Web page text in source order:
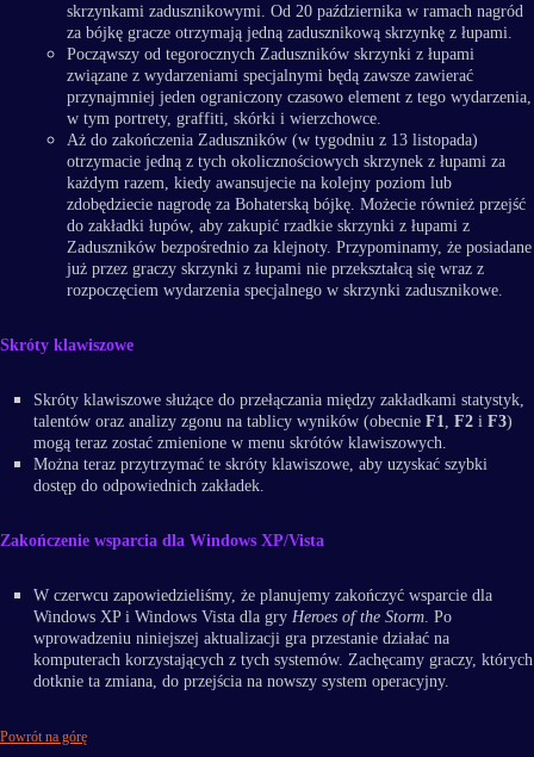
skrzynkami zadusznikowymi. Od 20 października w ramach nagród
za bójkę gracze otrzymają jedną zadusznikową skrzynkę z łupami.
Począwszy od tegorocznych Zaduszników skrzynki z łupami
związane z wydarzeniami specjalnymi będą zawsze zawierać
przynajmniej jeden ograniczony czasowo element z tego wydarzenia,
w tym portrety, graffiti, skórki i wierzchowce.
Aż do zakończenia Zaduszników (w tygodniu z 13 listopada)
otrzymacie jedną z tych okolicznościowych skrzynek z łupami za
każdym razem, kiedy awansujecie na kolejny poziom lub
zdobędziecie nagrodę za Bohaterską bójkę. Możecie również przejść
do zakładki łupów, aby zakupić rzadkie skrzynki z łupami z
Zaduszników bezpośrednio za klejnoty. Przypominamy, że posiadane
już przez graczy skrzynki z łupami nie przekształcą się wraz z
rozpoczęciem wydarzenia specjalnego w skrzynki zadusznikowe.
Skróty klawiszowe
Skróty klawiszowe służące do przełączania między zakładkami statystyk,
talentów oraz analizy zgonu na tablicy wyników (obecnie F1 F2 i F3)
mogą teraz zostać zmienione w menu skrótów klawiszowych.
Można teraz przytrzymać te skróty klawiszowe, aby uzyskać szybki
dostęp do odpowiednich zakładek.
Zakończenie wsparcia dla Windows XP/Vista
W czerwcu zapowiedzieliśmy, że planujemy zakończyć wsparcie dla
Windows XP i Windows Vista dla gry Heroes of the Storm . Po
wprowadzeniu niniejszej aktualizacji gra przestanie działać na
komputerach korzystających z tych systemów. Zachęcamy graczy, których
dotknie ta zmiana, do przejścia na nowszy system operacyjny.
Powrót na górę